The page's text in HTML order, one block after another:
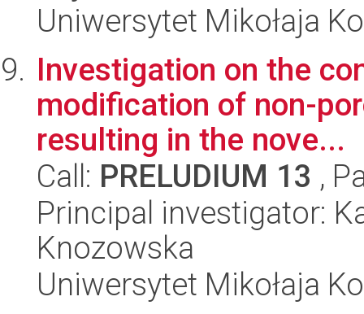
Uniwersytet Mikołaja
Investigation on the
modification of non-
resulting in the nove...
Call: PRELUDIUM 13 ,
Principal investigator:
Knozowska
Uniwersytet Mikołaja